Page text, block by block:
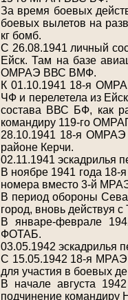
За время боевых
боевых вылетов на
кг бомб.
С 26.08.1941 личный
Ейск. Там на базе
ОМРАЭ ВВС ВМФ.
К 01.10.1941 18-я
ЧФ и перелетела из
состава ВВС БФ, как
командиру 119-го
28.10.1941 18-я ОМРАЭ
районе Керчи.
02.11.1941 эскадрилья
В ноябре 1941 года
номера вместо 3-й
В период обороны
город, вновь действуя с
В январе-феврале
ФОТАБ.
03.05.1942 эскадрилья
С 15.05.1942 18-я МРАЭ
для участия в боевых
В начале августа
подчинение